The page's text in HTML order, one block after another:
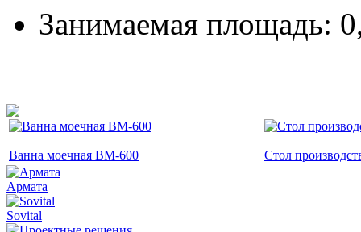
Занимаемая площадь:
Ванна моечная ВМ-600 Стол
Армата
Sovital